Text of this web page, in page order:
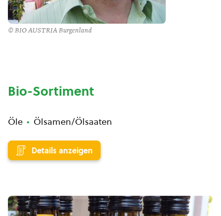
© BIO AUSTRIA Burgenland
Bio-Sortiment
Öle Ölsamen/Ölsaaten
Details anzeigen